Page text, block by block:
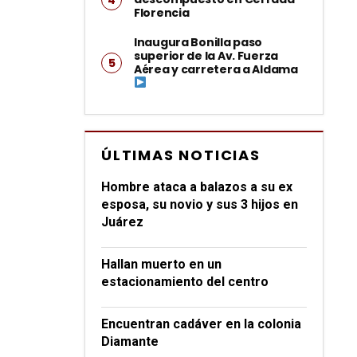
Florencia
Inaugura Bonilla paso
superior de la Av. Fuerza
Aérea y carretera a Aldama
ÚLTIMAS NOTICIAS
Hombre ataca a balazos a su ex
esposa, su novio y sus 3 hijos en
Juárez
Hallan muerto en un
estacionamiento del centro
Encuentran cadáver en la colonia
Diamante